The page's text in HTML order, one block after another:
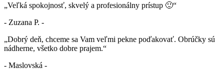
„Veľká spokojnosť, skvelý a profesionálny prístup 🙂“
- Zuzana P. -
„Dobrý deň, chceme sa Vam veľmi pekne poďakovať. Obrúčky sú
nádherne, všetko dobre prajem.“
- Maslovská -